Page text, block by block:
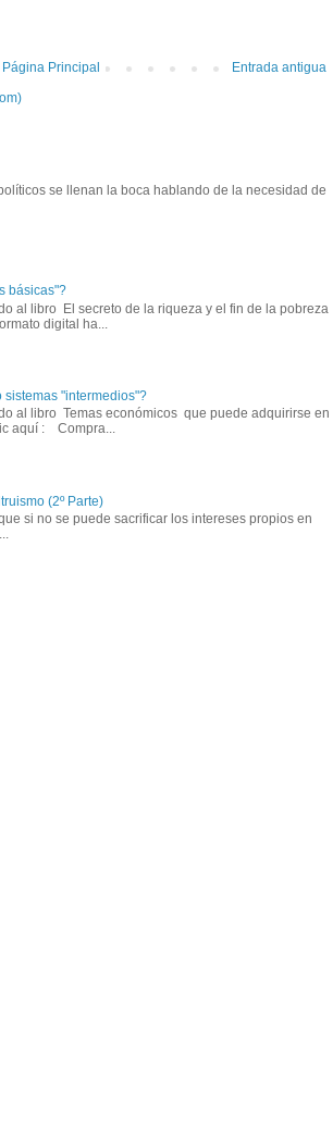
Entrada antigua
Página Principal
se llenan la boca hablando de la necesidad de
básicas"?
al libro El secreto de la riqueza y el fin de la pobreza
digital ha...
"intermedios"?
al libro Temas económicos que puede adquirirse en
aquí : Compra...
(2º Parte)
si no se puede sacrificar los intereses propios en